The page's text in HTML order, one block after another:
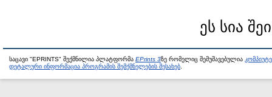
ეს სია
საცავი "EPRINTS" შექმნილია პლატფორმა EPrints 3ზე რომელიც შემუშავებულია
დეტალური ინფორმაცია პროგრამის შემქმნელების შესახებ